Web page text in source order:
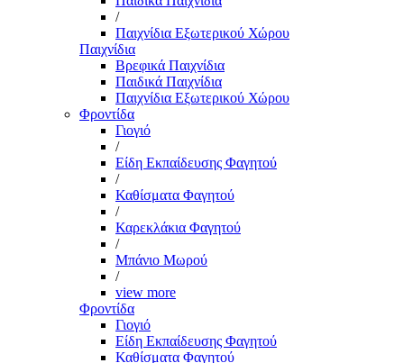
/
Παιχνίδια Εξωτερικού Χώρου
Παιχνίδια
Βρεφικά Παιχνίδια
Παιδικά Παιχνίδια
Παιχνίδια Εξωτερικού Χώρου
Φροντίδα
Γιογιό
/
Είδη Εκπαίδευσης Φαγητού
/
Καθίσματα Φαγητού
/
Καρεκλάκια Φαγητού
/
Μπάνιο Μωρού
/
view more
Φροντίδα
Γιογιό
Είδη Εκπαίδευσης Φαγητού
Καθίσματα Φαγητού